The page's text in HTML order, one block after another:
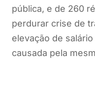
pública, e de 260
perdurar crise de
elevação de
causada pela